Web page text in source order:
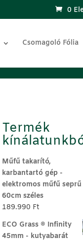
0
Csomagoló Fólia
Termék
Műfű takarító,
karbantartó gép -
elektromos műfű seprű
60cm széles
189.990 Ft
ECO Grass ® Infinity
45mm - kutyabarát